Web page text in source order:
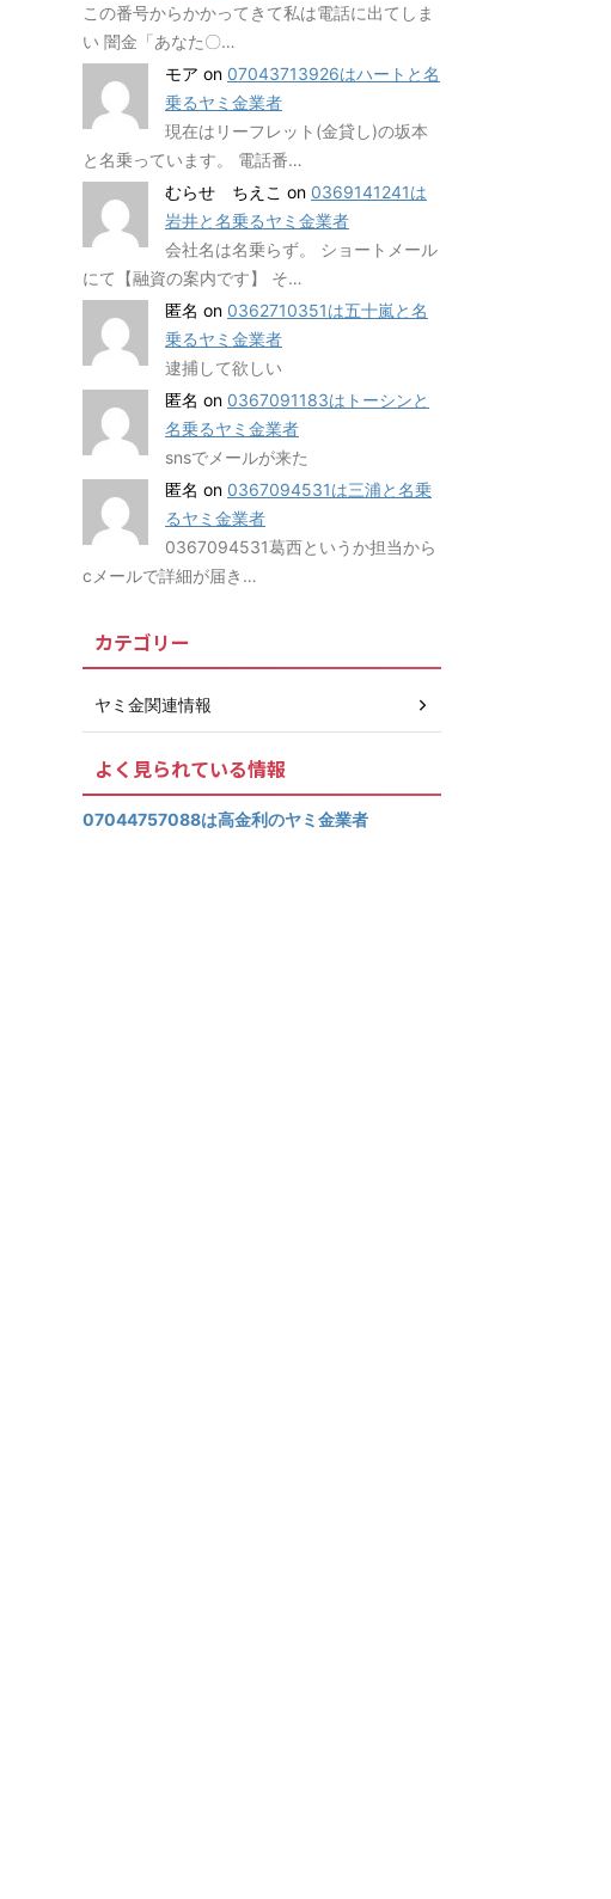
この番号からかかってきて私は電話に出てしま
い 闇金「あなた〇…
モア on 07043713926はハートと名
乗るヤミ金業者
現在はリーフレット(金貸し)の坂本
と名乗っています。 電話番…
むらせ ちえこ on 0369141241は
岩井と名乗るヤミ金業者
会社名は名乗らず。 ショートメール
にて【融資の案内です】 そ…
匿名 on 0362710351は五十嵐と名
乗るヤミ金業者
逮捕して欲しい
匿名 on 0367091183はトーシンと
名乗るヤミ金業者
snsでメールが来た
匿名 on 0367094531は三浦と名乗
るヤミ金業者
0367094531葛西というか担当から
cメールで詳細が届き…
カテゴリー
ヤミ金関連情報
よく見られている情報
07044757088は高金利のヤミ金業者